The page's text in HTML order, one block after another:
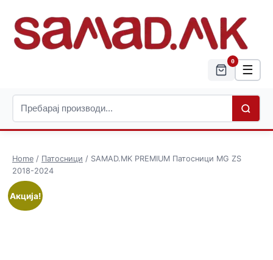
0
☰
Home / Патосници / SAMAD.MK PREMIUM Патосници MG ZS
2018-2024
Акција!